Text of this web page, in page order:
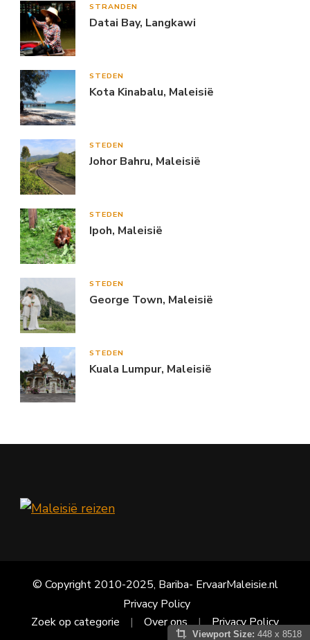
STRANDEN
Datai Bay, Langkawi
STEDEN
Kota Kinabalu, Maleisië
STEDEN
Johor Bahru, Maleisië
STEDEN
Ipoh, Maleisië
STEDEN
George Town, Maleisië
STEDEN
Kuala Lumpur, Maleisië
© Copyright 2010-2025, Bariba- ErvaarMaleisie.nl
Privacy Policy
Zoek op categorie
Over ons Privacy Policy
Viewport Size: 448 x 8518